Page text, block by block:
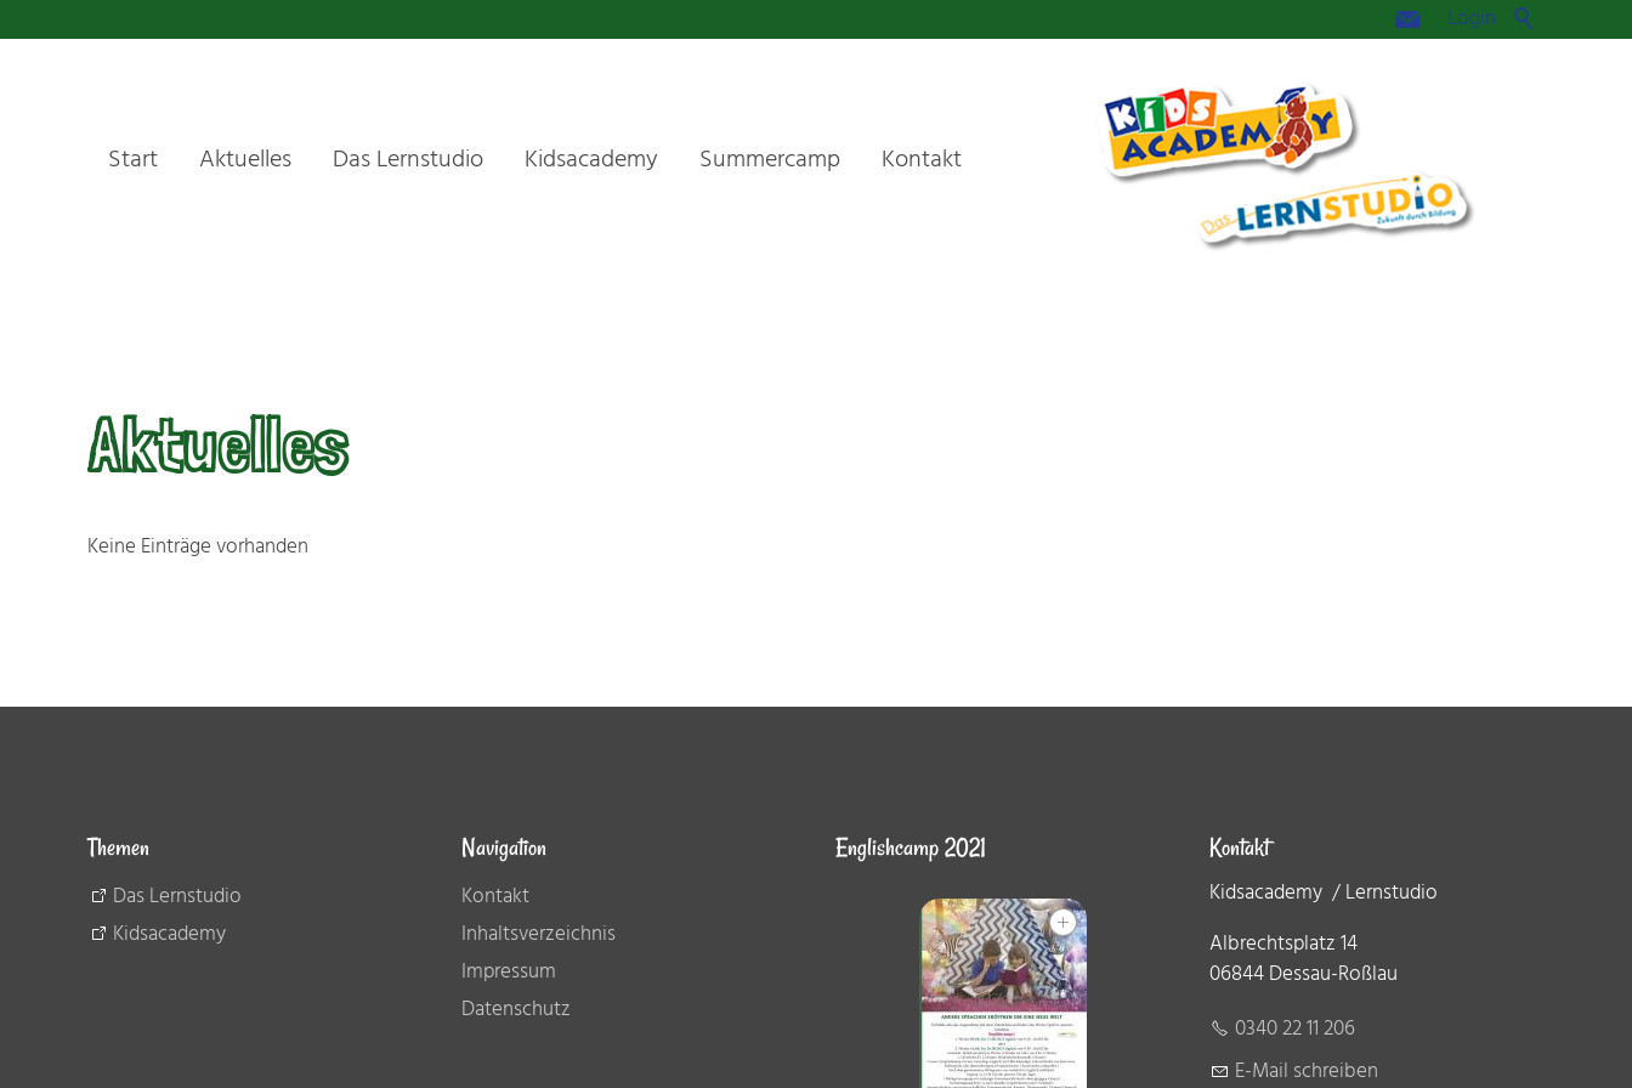
Login
Start Aktuelles Das Lernstudio Kidsacademy Summercamp Kontakt
Aktuelles
Keine Einträge vorhanden
Themen
Das Lernstudio
Kidsacademy
Navigation
Kontakt
Inhaltsverzeichnis
Impressum
Datenschutz
Englishcamp 2021
Kontakt
Kidsacademy / Lernstudio
Albrechtsplatz 14
06844 Dessau-Roßlau
0340 22 11 206
E-Mail schreiben